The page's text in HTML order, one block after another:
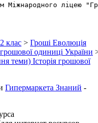
Міжнародного ліцею
клас > Гроші Еволюція
одиниці України
теми) Історія грошової
Гипермаркета Знаний -